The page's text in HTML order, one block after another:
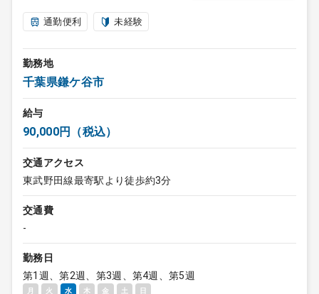
通勤便利 未経験
勤務地
千葉県鎌ケ谷市
給与
90,000円（税込）
交通アクセス
東武野田線最寄駅より徒歩約3分
交通費
-
勤務日
第1週、第2週、第3週、第4週、第5週
月 火 水 木 金 土 日